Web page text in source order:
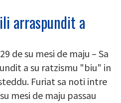
arraspundit a
de su mesi de maju – Sa
a su ratzismu "biu" in
Furiat sa noti intre
mesi de maju passau